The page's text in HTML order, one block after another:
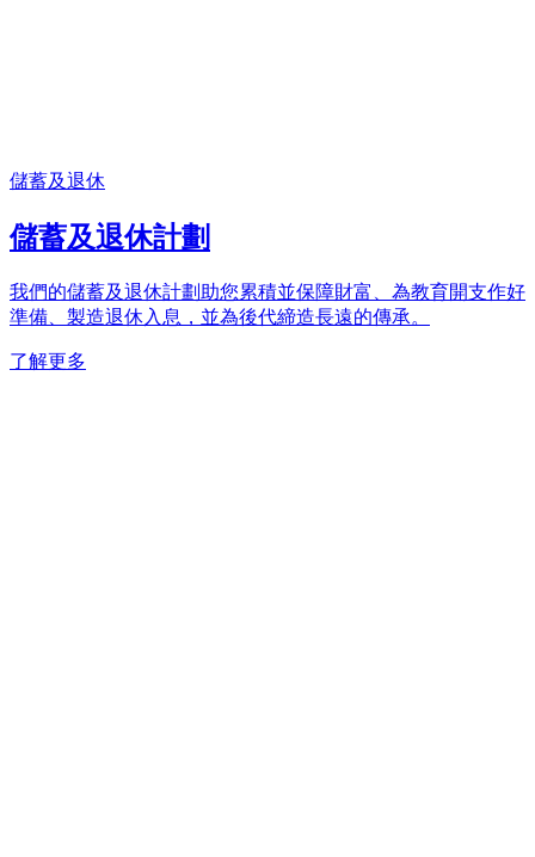
儲蓄及退休
儲蓄及退休計劃
我們的儲蓄及退休計劃助您累積並保障財富、為教育開支作好
準備、製造退休入息，並為後代締造長遠的傳承。
了解更多